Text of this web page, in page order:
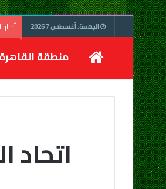
الجمعة, أغسطس 7 2026
الرئيسيةمنطقة القاهرة